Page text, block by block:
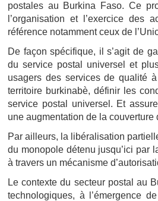
postales au Burkina Faso. Ce
l’organisation et l’exercice des
référence notamment ceux de
De façon spécifique, il s’agit de
du service postal universel et
usagers des services de qualité
territoire burkinabè, définir les
service postal universel. Et
une augmentation de la
Par ailleurs, la libéralisation
du monopole détenu jusqu’ici par
à travers un mécanisme
Le contexte du secteur postal au
technologiques, à l’émergence